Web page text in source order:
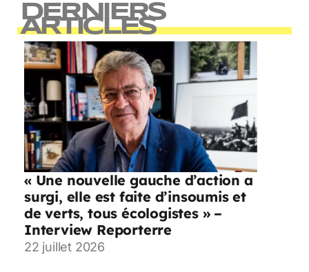
DERNIERS
ARTICLES
« Une nouvelle gauche d’action a
surgi, elle est faite d’insoumis et
de verts, tous écologistes » –
Interview Reporterre
22 juillet 2026